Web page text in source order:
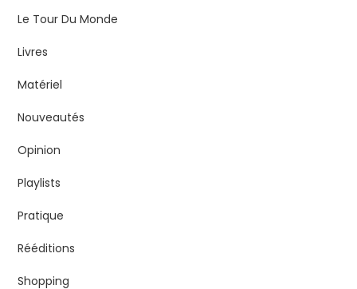
Le Tour Du Monde
Livres
Matériel
Nouveautés
Opinion
Playlists
Pratique
Rééditions
Shopping